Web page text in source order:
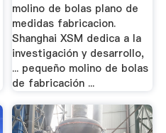
molino de bolas plano de
medidas fabricacion.
Shanghai XSM dedica a la
investigación y desarrollo,
... pequeño molino de bolas
de fabricación ...